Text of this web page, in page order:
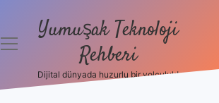
menüyüYumuşak Teknoloji
Rehberi
Dijital dünyada huzurlu bir yolculuk!